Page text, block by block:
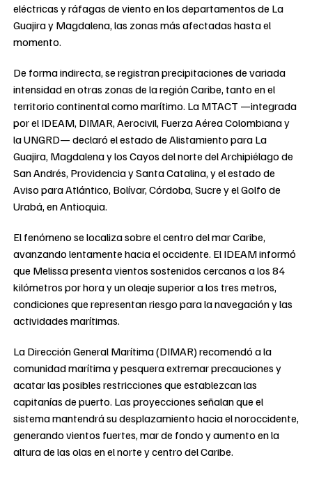
eléctricas y ráfagas de viento en los departamentos de La
Guajira y Magdalena, las zonas más afectadas hasta el
momento.
De forma indirecta, se registran precipitaciones de variada
intensidad en otras zonas de la región Caribe, tanto en el
territorio continental como marítimo. La MTACT —integrada
por el IDEAM, DIMAR, Aerocivil, Fuerza Aérea Colombiana y
la UNGRD— declaró el estado de Alistamiento para La
Guajira, Magdalena y los Cayos del norte del Archipiélago de
San Andrés, Providencia y Santa Catalina, y el estado de
Aviso para Atlántico, Bolívar, Córdoba, Sucre y el Golfo de
Urabá, en Antioquia.
El fenómeno se localiza sobre el centro del mar Caribe,
avanzando lentamente hacia el occidente. El IDEAM informó
que Melissa presenta vientos sostenidos cercanos a los 84
kilómetros por hora y un oleaje superior a los tres metros,
condiciones que representan riesgo para la navegación y las
actividades marítimas.
La Dirección General Marítima (DIMAR) recomendó a la
comunidad marítima y pesquera extremar precauciones y
acatar las posibles restricciones que establezcan las
capitanías de puerto. Las proyecciones señalan que el
sistema mantendrá su desplazamiento hacia el noroccidente,
generando vientos fuertes, mar de fondo y aumento en la
altura de las olas en el norte y centro del Caribe.